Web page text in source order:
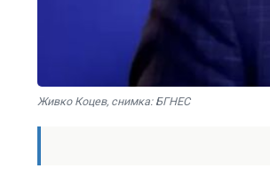
Живко Коцев, снимка: БГНЕС